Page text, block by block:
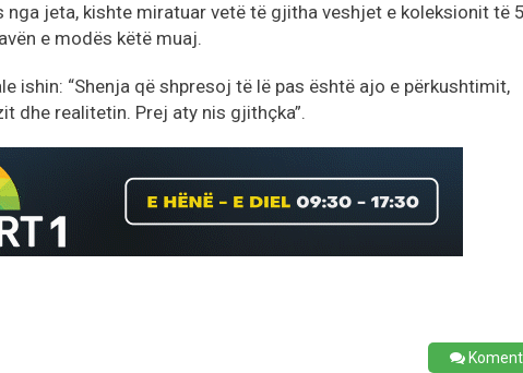
nga jeta, kishte miratuar vetë të gjitha veshjet e koleksionit të
e modës këtë muaj.
ishin: “Shenja që shpresoj të lë pas është ajo e përkushtimit,
dhe realitetin. Prej aty nis gjithçka”.